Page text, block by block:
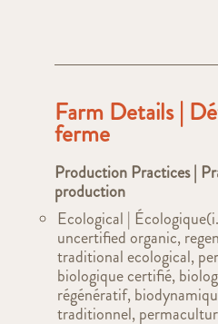
Farm Details |
ferme
Production Practices |
production
Ecological |
uncertified organic,
traditional ecological,
biologique certifié,
régénératif,
traditionnel,